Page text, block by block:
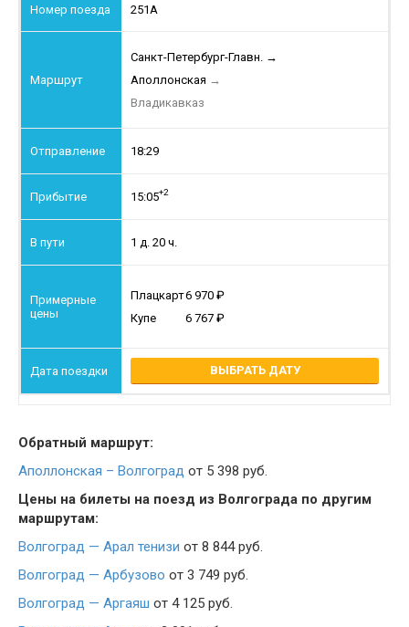
251А
Санкт-Петербург-Главн. →
Аполлонская →
Владикавказ
18:29
15:05+2
1 д. 20 ч.
Плацкарт6 970
Купе
6 767
ВЫБРАТЬ ДАТУ
Обратный маршрут:
Аполлонская – Волгоград от 5 398 руб.
Цены на билеты на поезд из Волгограда по другим
маршрутам:
Волгоград — Арал тенизи от 8 844 руб.
Волгоград — Арбузово от 3 749 руб.
Волгоград — Аргаяш от 4 125 руб.